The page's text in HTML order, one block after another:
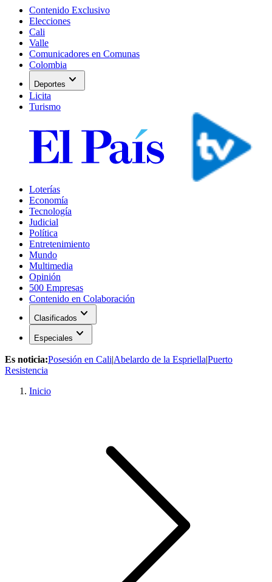
Contenido Exclusivo
Elecciones
Cali
Valle
Comunicadores en Comunas
Colombia
Deportes expand_more
Licita
Turismo
Loterías
Economía
Tecnología
Judicial
Política
Entretenimiento
Mundo
Multimedia
Opinión
500 Empresas
Contenido en Colaboración
Clasificados expand_more
Especiales expand_more
Es noticia:Posesión en Cali|Abelardo de la Espriella|Puerto
Resistencia
Inicio